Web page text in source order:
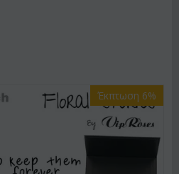
Έκπτωση 6%